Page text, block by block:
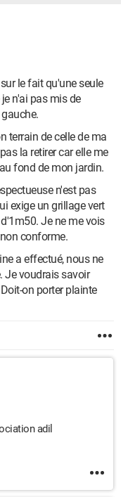
le fait qu'une seule
n'ai pas mis de
terrain de celle de ma
la retirer car elle me
fond de mon jardin.
n'est pas
exige un grillage vert
Je ne me vois
conforme.
a effectué, nous ne
Je voudrais savoir
on porter plainte
adil